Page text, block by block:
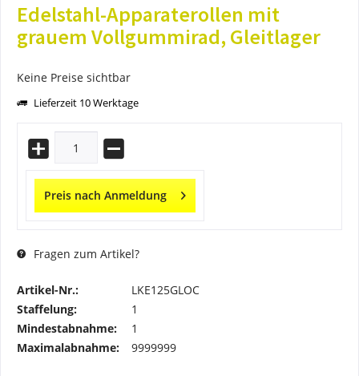
Edelstahl-Apparaterollen mit
grauem Vollgummirad, Gleitlager
Keine Preise sichtbar
Lieferzeit 10 Werktage
Preis nach Anmeldung
Fragen zum Artikel?
Artikel-Nr.:
LKE125GLOC
Staffelung:
1
Mindestabnahme:
1
Maximalabnahme:
9999999